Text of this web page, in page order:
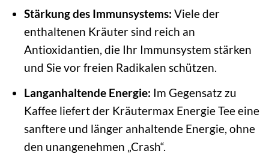
Stärkung des Immunsystems: Viele der
enthaltenen Kräuter sind reich an
Antioxidantien, die Ihr Immunsystem stärken
und Sie vor freien Radikalen schützen.
Langanhaltende Energie: Im Gegensatz zu
Kaffee liefert der Kräutermax Energie Tee eine
sanftere und länger anhaltende Energie, ohne
den unangenehmen „Crash“.